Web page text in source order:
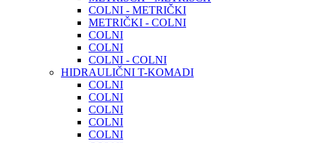
COLNI - METRIČKI
METRIČKI - COLNI
COLNI
COLNI
COLNI - COLNI
HIDRAULIČNI T-KOMADI
COLNI
COLNI
COLNI
COLNI
COLNI